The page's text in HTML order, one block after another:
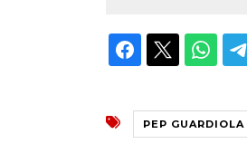
PEP GUARDIOLA